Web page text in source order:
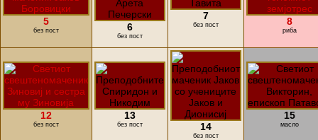
5
без пост 6
без пост
7
без пост 8
риба
12
без пост
13
без пост 14
без пост
15
масло